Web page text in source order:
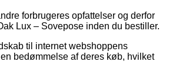
forbrugeres opfattelser og derfor
Lux – Sovepose inden du bestiller.
til internet webshoppens
bedømmelse af deres køb, hvilket